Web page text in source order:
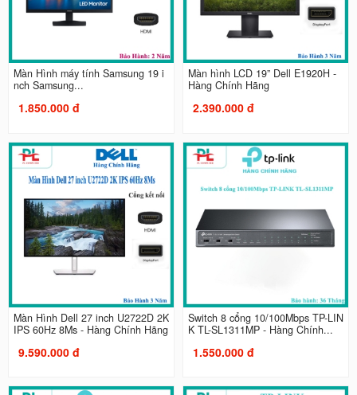
Màn Hình máy tính Samsung 19 i
nch Samsung...
1.850.000 đ
Màn hình LCD 19” Dell E1920H -
Hàng Chính Hãng
2.390.000 đ
Màn Hình Dell 27 inch U2722D 2K
IPS 60Hz 8Ms - Hàng Chính Hãng
9.590.000 đ
Switch 8 cổng 10/100Mbps TP-LIN
K TL-SL1311MP - Hàng Chính...
1.550.000 đ